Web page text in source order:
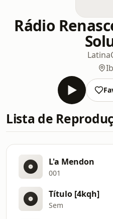
Rádio
Latina
Lista de
L'a Mendon
001
Título [4kqh]
Sem